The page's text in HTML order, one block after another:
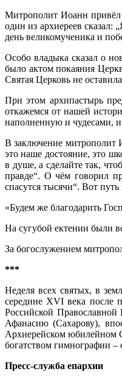
Митрополит Иоанн привёл
один из архиереев сказал:
день великомученика и
Особо владыка сказал о
было актом покаяния
Святая Церковь не
При этом архипастырь
откажемся от нашей
наполненную и чудесами,
В заключение митрополит
это наше достояние, это
в душе, а сделайте так,
правде“. О чём говорил
спасутся тысячи“. Вот путь
«Будем же благодарить
На сугубой ектении были
За богослужением
***
Неделя всех святых, в
середине XVI века после
Российской
Афанасию (Сахарову),
Архиерейском юбилейном
богатством гимнографии –
Пресс-служба епархии